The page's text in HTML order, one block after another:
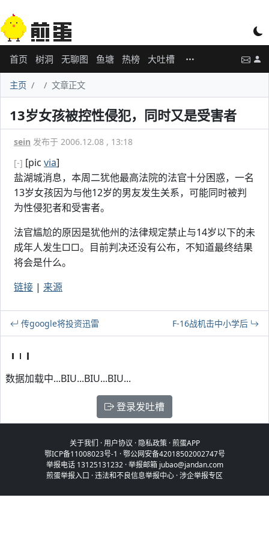
首页 树洞 无聊图 鱼塘 热榜 大吐槽
主页 文章正文
13岁女孩被控性侵犯，同时又是受害者
sein 发布于 2006.12.08 , 13:18
[-] [pic via]
盐湖城消息，本周二犹他最高法院的法官十分困惑，一名
13岁女孩因为与他12岁的男友发生关系，可能同时被判
为性侵犯者和受害者。
法官尴尬的原因是犹他州的法律规定禁止与14岁以下的未
成年人发生□□。目前判决还没有公布，不知道最终结果
将会是什么。
链接 | 来源
传google将投资迅雷 F-16战机击中小学后
数据加载中...BIU...BIU...BIU...
登录发吐槽
关于我们 ·用户协议 · 隐私政策·煎蛋APP
鄂ICP备11008023号-1 ·鄂公网安备42018502002747号
举报电话 13125131232 · 举报邮箱 jubao@jandan.com
煎蛋举报入口 ·违法和不良信息举报中心 ·涉企举报专区